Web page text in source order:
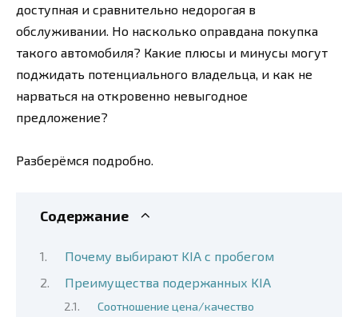
доступная и сравнительно недорогая в
обслуживании. Но насколько оправдана покупка
такого автомобиля? Какие плюсы и минусы могут
поджидать потенциального владельца, и как не
нарваться на откровенно невыгодное
предложение?
Разберёмся подробно.
Содержание
Почему выбирают KIA с пробегом
Преимущества подержанных KIA
Соотношение цена/качество